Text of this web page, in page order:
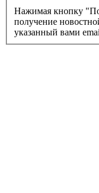
Нажимая кнопку
получение
указанный вами